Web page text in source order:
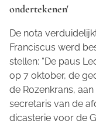
ondertekenen'
De nota
Franciscus werd
stellen: “De paus
op 7 oktober, de
de Rozenkrans,
secretaris van de
dicasterie voor de